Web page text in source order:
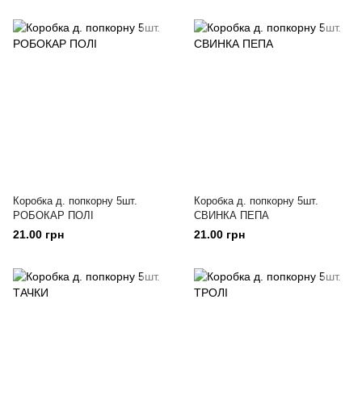
Коробка д. попкорну 5шт.
РОБОКАР ПОЛІ
21.00 грн
Коробка д. попкорну 5шт.
СВИНКА ПЕПА
21.00 грн